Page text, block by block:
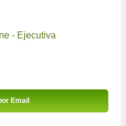
- Ejecutiva
Email